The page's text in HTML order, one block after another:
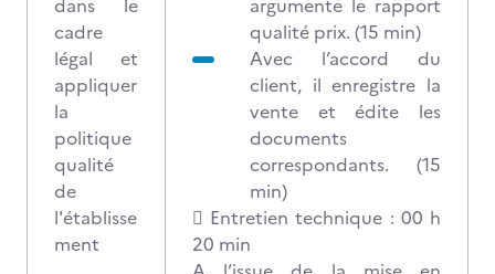
dans le
cadre
légal et
appliquer
la
politique
qualité
de
l'établisse
ment
argumente le rapport
qualité prix. (15 min)
Avec l’accord du
client, il enregistre la
vente et édite les
documents
correspondants. (15
min)
 Entretien technique : 00 h
20 min